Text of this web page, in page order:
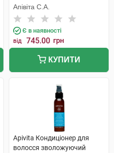
гіалуроновою кислотою та
алое 150 мл 1 туба
Апівіта С.А.
Є в наявності
від 745.00 грн
КУПИТИ
Apivita Кондиціонер для
волосся зволожуючий